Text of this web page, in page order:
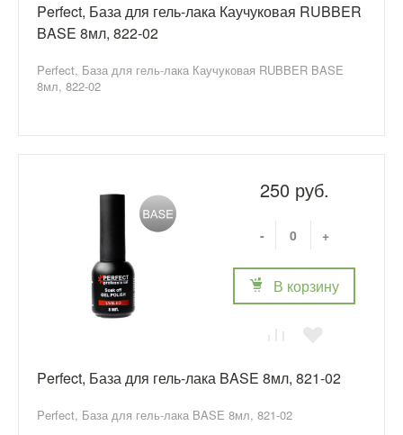
Perfect, База для гель-лака Каучуковая RUBBER
BASE 8мл, 822-02
Perfect, База для гель-лака Каучуковая RUBBER BASE
8мл, 822-02
250 руб.
- +
В корзину
Perfect, База для гель-лака BASE 8мл, 821-02
Perfect, База для гель-лака BASE 8мл, 821-02